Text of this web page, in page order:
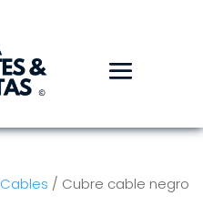
Cables / Cubre cable negro